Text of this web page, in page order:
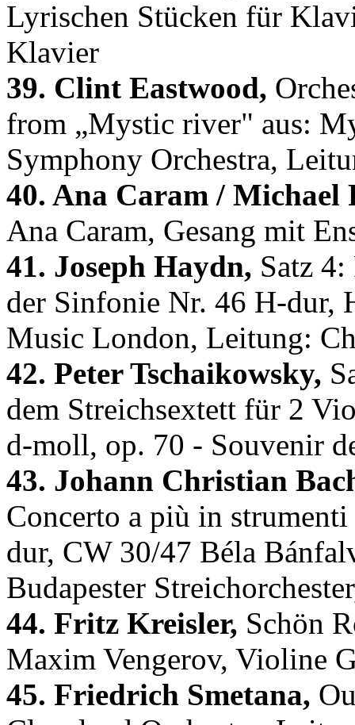
Lyrischen Stücken für
Klavier
39. Clint Eastwood,
from „Mystic river" aus:
Symphony Orchestra,
40. Ana Caram / Michael
Ana Caram, Gesang mit
41. Joseph Haydn, Satz 4:
der Sinfonie Nr. 46 H-dur,
Music London, Leitung:
42. Peter Tschaikowsky,
dem Streichsextett für 2
d-moll, op. 70 - Souvenir
43. Johann Christian
Concerto a più in
dur, CW 30/47 Béla
Budapester
44. Fritz Kreisler, Schön
Maxim Vengerov, Violine
45. Friedrich Smetana,